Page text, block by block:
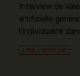
Interview de
artificielle
l'individualité
LIRE L'ARTICLE